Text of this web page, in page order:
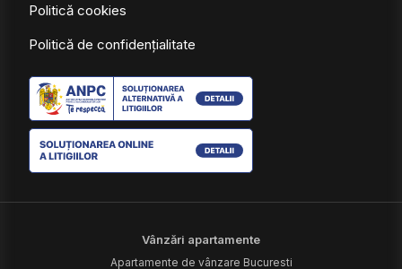
Politică cookies
Politică de confidențialitate
Vânzări apartamente
Apartamente de vânzare Bucuresti